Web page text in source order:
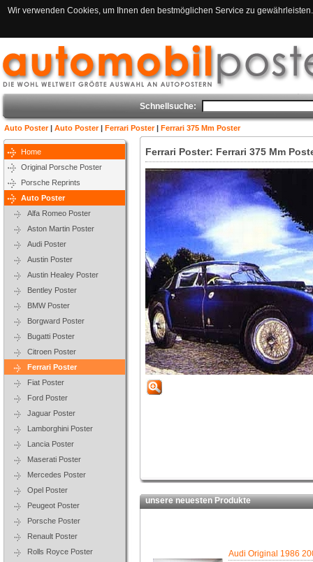
Wir verwenden Cookies, um Ihnen den bestmöglichen Service zu
Schnellsuche:
Auto Poster| Auto Poster| Ferrari Poster| Ferrari 375 Mm Poster
Home
Original Porsche Poster
Porsche Reprints
Auto Poster
Alfa Romeo Poster
Aston Martin Poster
Audi Poster
Austin Poster
Austin Healey Poster
Bentley Poster
BMW Poster
Borgward Poster
Bugatti Poster
Citroen Poster
Ferrari Poster
Fiat Poster
Ford Poster
Jaguar Poster
Lamborghini Poster
Lancia Poster
Maserati Poster
Mercedes Poster
Opel Poster
Peugeot Poster
Porsche Poster
Renault Poster
Rolls Royce Poster
Ferrari Poster: Ferrari 375 Mm
unsere neuesten Produkte
Audi Original 1986